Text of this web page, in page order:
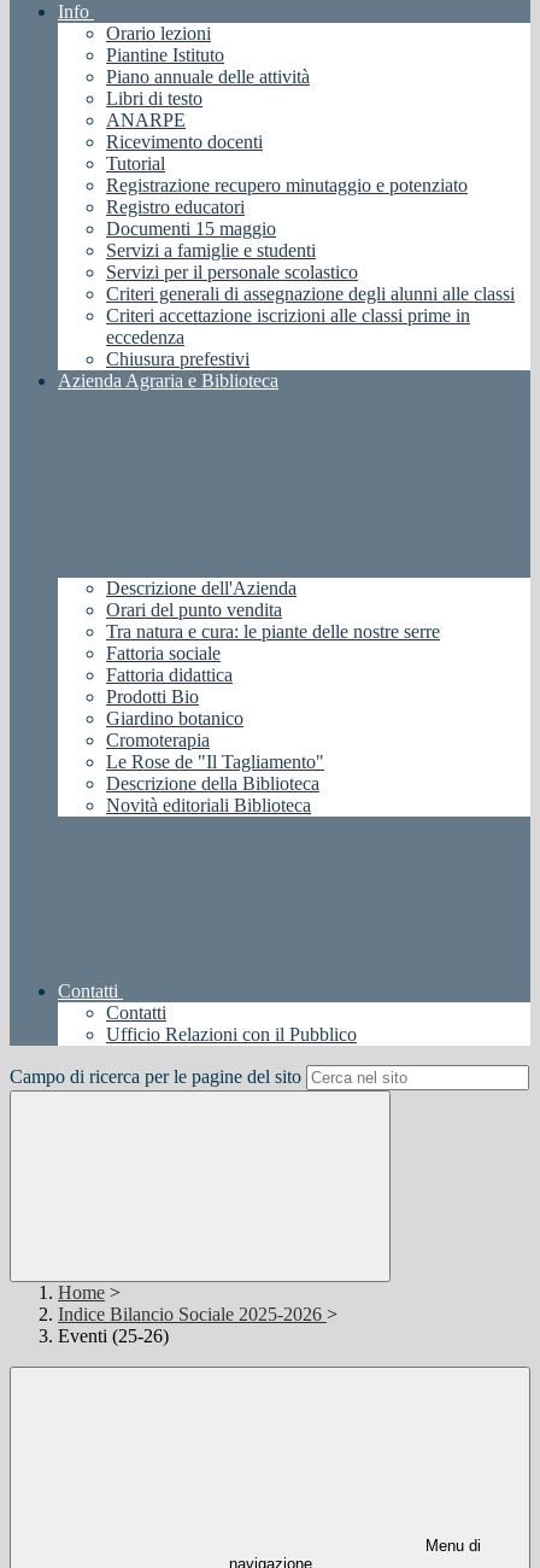
Info
Orario lezioni
Piantine Istituto
Piano annuale delle attività
Libri di testo
ANARPE
Ricevimento docenti
Tutorial
Registrazione recupero minutaggio e potenziato
Registro educatori
Documenti 15 maggio
Servizi a famiglie e studenti
Servizi per il personale scolastico
Criteri generali di assegnazione degli alunni alle classi
Criteri accettazione iscrizioni alle classi prime in
eccedenza
Chiusura prefestivi
Azienda Agraria e Biblioteca
Descrizione dell'Azienda
Orari del punto vendita
Tra natura e cura: le piante delle nostre serre
Fattoria sociale
Fattoria didattica
Prodotti Bio
Giardino botanico
Cromoterapia
Le Rose de "Il Tagliamento"
Descrizione della Biblioteca
Novità editoriali Biblioteca
Contatti
Contatti
Ufficio Relazioni con il Pubblico
Campo di ricerca per le pagine del sito
Home >
Indice Bilancio Sociale 2025-2026 >
Eventi (25-26)
Menu di
navigazione